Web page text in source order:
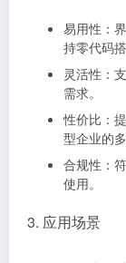
易用性：
持零代码搭
灵活性：
需求。
性价比：
型企业的
合规性：
使用。
3. 应用场景